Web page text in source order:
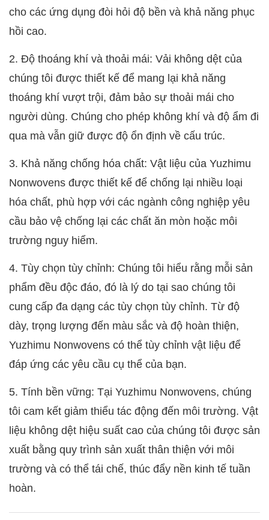
cho các ứng dụng đòi hỏi độ bền và khả năng phục
hồi cao.
2. Độ thoáng khí và thoải mái: Vải không dệt của
chúng tôi được thiết kế để mang lại khả năng
thoáng khí vượt trội, đảm bảo sự thoải mái cho
người dùng. Chúng cho phép không khí và độ ẩm đi
qua mà vẫn giữ được độ ổn định về cấu trúc.
3. Khả năng chống hóa chất: Vật liệu của Yuzhimu
Nonwovens được thiết kế để chống lại nhiều loại
hóa chất, phù hợp với các ngành công nghiệp yêu
cầu bảo vệ chống lại các chất ăn mòn hoặc môi
trường nguy hiểm.
4. Tùy chọn tùy chỉnh: Chúng tôi hiểu rằng mỗi sản
phẩm đều độc đáo, đó là lý do tại sao chúng tôi
cung cấp đa dạng các tùy chọn tùy chỉnh. Từ độ
dày, trọng lượng đến màu sắc và độ hoàn thiện,
Yuzhimu Nonwovens có thể tùy chỉnh vật liệu để
đáp ứng các yêu cầu cụ thể của bạn.
5. Tính bền vững: Tại Yuzhimu Nonwovens, chúng
tôi cam kết giảm thiểu tác động đến môi trường. Vật
liệu không dệt hiệu suất cao của chúng tôi được sản
xuất bằng quy trình sản xuất thân thiện với môi
trường và có thể tái chế, thúc đẩy nền kinh tế tuần
hoàn.